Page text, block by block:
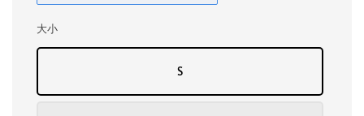
大小
S